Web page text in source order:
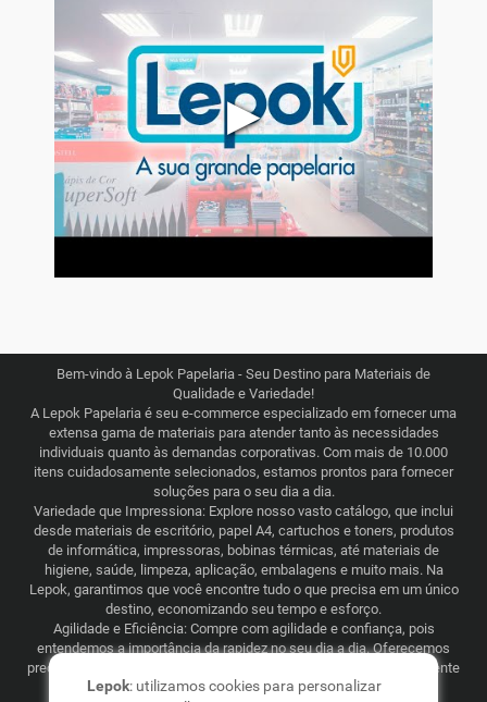
▶
Bem-vindo à Lepok Papelaria - Seu Destino para Materiais de
Qualidade e Variedade!
A Lepok Papelaria é seu e-commerce especializado em fornecer uma
extensa gama de materiais para atender tanto às necessidades
individuais quanto às demandas corporativas. Com mais de 10.000
itens cuidadosamente selecionados, estamos prontos para fornecer
soluções para o seu dia a dia.
Variedade que Impressiona: Explore nosso vasto catálogo, que inclui
desde materiais de escritório, papel A4, cartuchos e toners, produtos
de informática, impressoras, bobinas térmicas, até materiais de
higiene, saúde, limpeza, aplicação, embalagens e muito mais. Na
Lepok, garantimos que você encontre tudo o que precisa em um único
destino, economizando seu tempo e esforço.
Agilidade e Eficiência: Compre com agilidade e confiança, pois
entendemos a importância da rapidez no seu dia a dia. Oferecemos
preços justos e competitivos, combinados com uma logística eficiente
que abrange todo o Brasil. Seja para consumo recorrente ou
Lepok: utilizamos cookies para personalizar